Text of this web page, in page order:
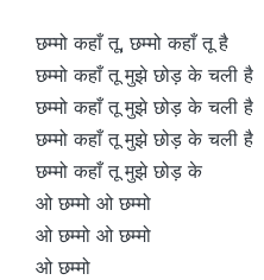
छम्मो कहाँ तू, छम्मो कहाँ तू है
छम्मो कहाँ तू मुझे छोड़ के चली है
छम्मो कहाँ तू मुझे छोड़ के चली है
छम्मो कहाँ तू मुझे छोड़ के चली है
छम्मो कहाँ तू मुझे छोड़ के
ओ छम्मो ओ छम्मो
ओ छम्मो ओ छम्मो
ओ छम्मो